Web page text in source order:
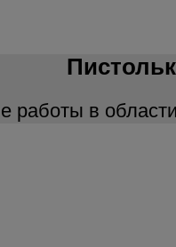
работы в